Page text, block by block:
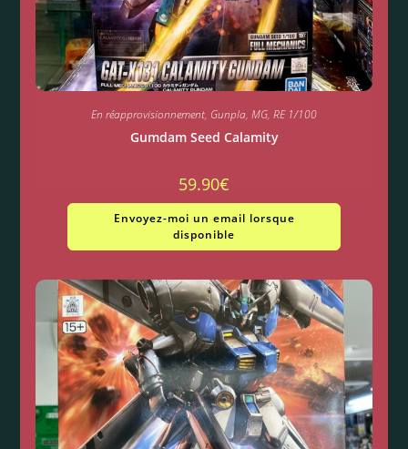
En réapprovisionnement, Gunpla, MG, RE 1/100
Gumdam Seed Calamity
59.90€
Envoyez-moi un email lorsque
disponible